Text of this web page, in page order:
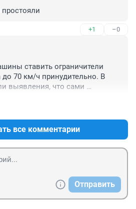
реверсивку ,гигантские
,что вообще есть ли
ба смогли спланировать
перекрывать а по какому то
параллельно дорогу не
то объезды придумать
на водителей. К зиме
+1 –0
ставить ограничители
70 км/ч принудительно. В
выявления, что сами
все комментарии
Отправить